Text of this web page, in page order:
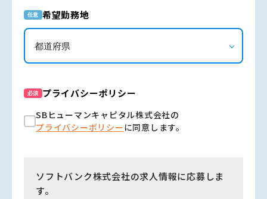
任意 希望勤務地
必須 プライバシーポリシー
SBヒューマンキャピタル株式会社の
プライバシーポリシーに同意します。
ソフトバンク株式会社の求人情報に応募しま
す。